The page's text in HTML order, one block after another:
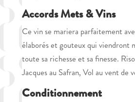
Accords Mets & Vins
Ce vin se mariera parfaitement
élaborés et gouteux qui viendront
toute sa richesse et sa finesse.
Jacques au Safran, Vol au vent de
Conditionnement